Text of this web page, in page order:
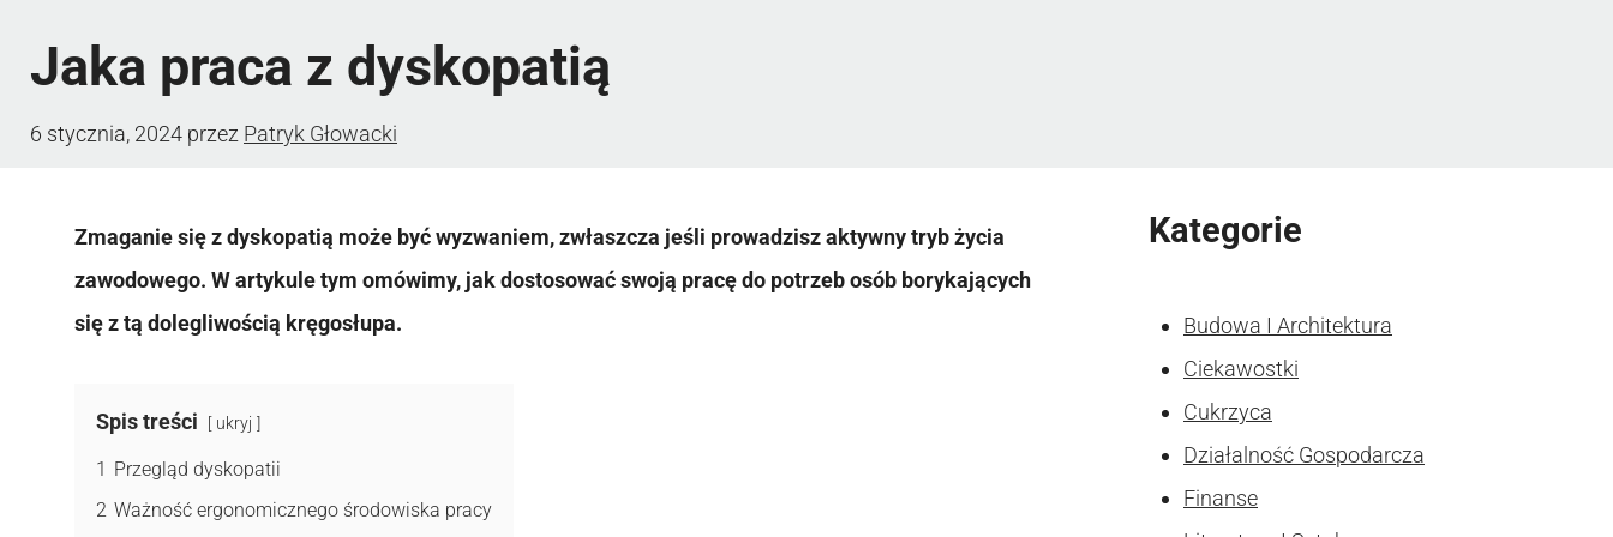
Jaka praca z dyskopatią
6 stycznia, 2024 przez Patryk Głowacki
Zmaganie się z dyskopatią może być wyzwaniem, zwłaszcza jeśli prowadzisz aktywny tryb życia
zawodowego. W artykule tym omówimy, jak dostosować swoją pracę do potrzeb osób borykających
się z tą dolegliwością kręgosłupa.
Spis treści ukryj
1 Przegląd dyskopatii
2 Ważność ergonomicznego środowiska pracy
Kategorie
Budowa I Architektura
Ciekawostki
Cukrzyca
Działalność Gospodarcza
Finanse